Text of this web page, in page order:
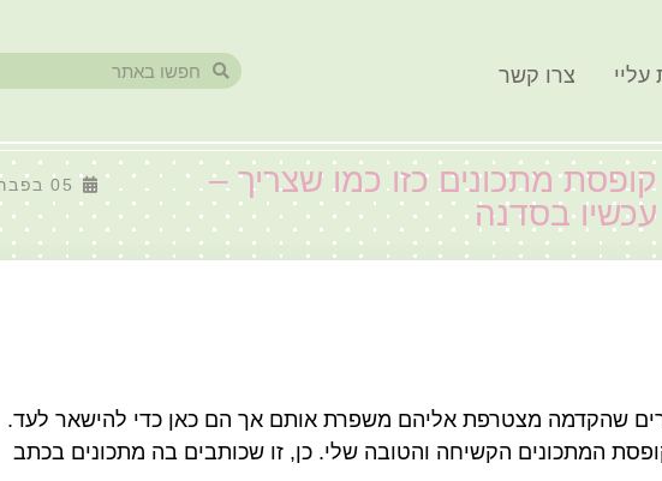
עליי צרו קשר
קופסת מתכונים כזו כמו שצריך –
עכשיו בסדנה
05 בפברואר, 2020
שהקדמה מצטרפת אליהם משפרת אותם אך הם כאן כדי להישאר לעד.
המתכונים הקשיחה והטובה שלי. כן, זו שכותבים בה מתכונים בכתב